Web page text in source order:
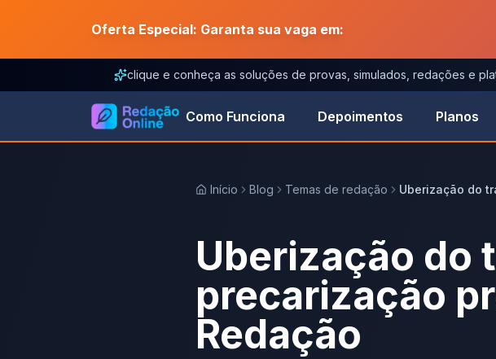
Oferta Especial: Garanta sua vaga em:
clique e conheça as soluções de provas, simulados, redações e
Como Funciona Depoimentos Planos
Início Blog Temas de redação Uberização do
Uberização do
precarização
Redação